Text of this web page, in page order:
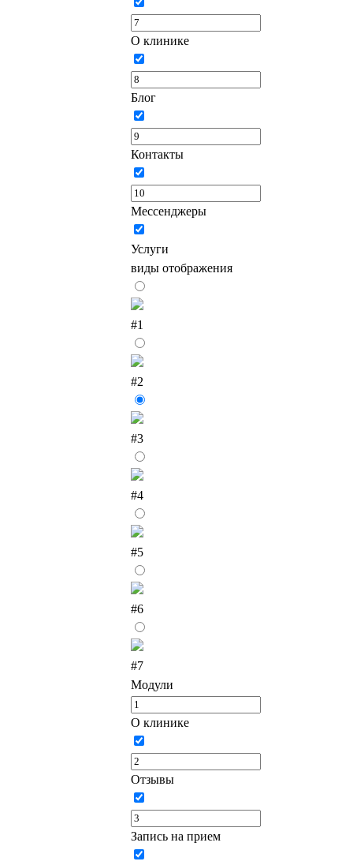
О клинике
Блог
Контакты
Мессенджеры
Услуги
виды отображения
#1
#2
#3
#4
#5
#6
#7
Модули
О клинике
Отзывы
Запись на прием